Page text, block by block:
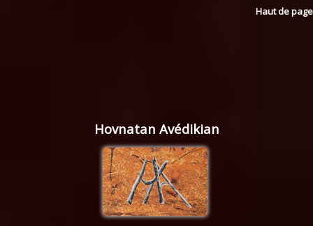
Haut de page
Hovnatan Avédikian